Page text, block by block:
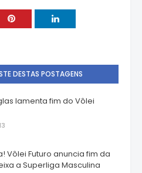
DESTAS POSTAGENS
lamenta fim do Vôlei
Vôlei Futuro anuncia fim da
a Superliga Masculina